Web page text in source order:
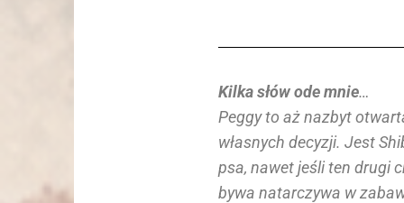
Kilka słów ode mnie…
Peggy to aż nazbyt
własnych decyzji. Jest
psa, nawet jeśli ten drugi
bywa natarczywa w